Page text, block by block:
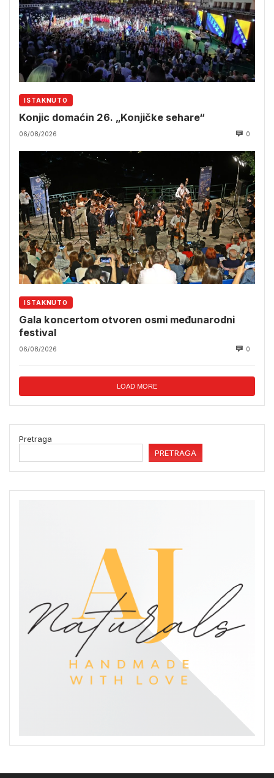
ISTAKNUTO
Konjic domaćin 26. „Konjičke sehare“
06/08/2026 0
ISTAKNUTO
Gala koncertom otvoren osmi međunarodni
festival
06/08/2026 0
LOAD MORE
Pretraga
PRETRAGA